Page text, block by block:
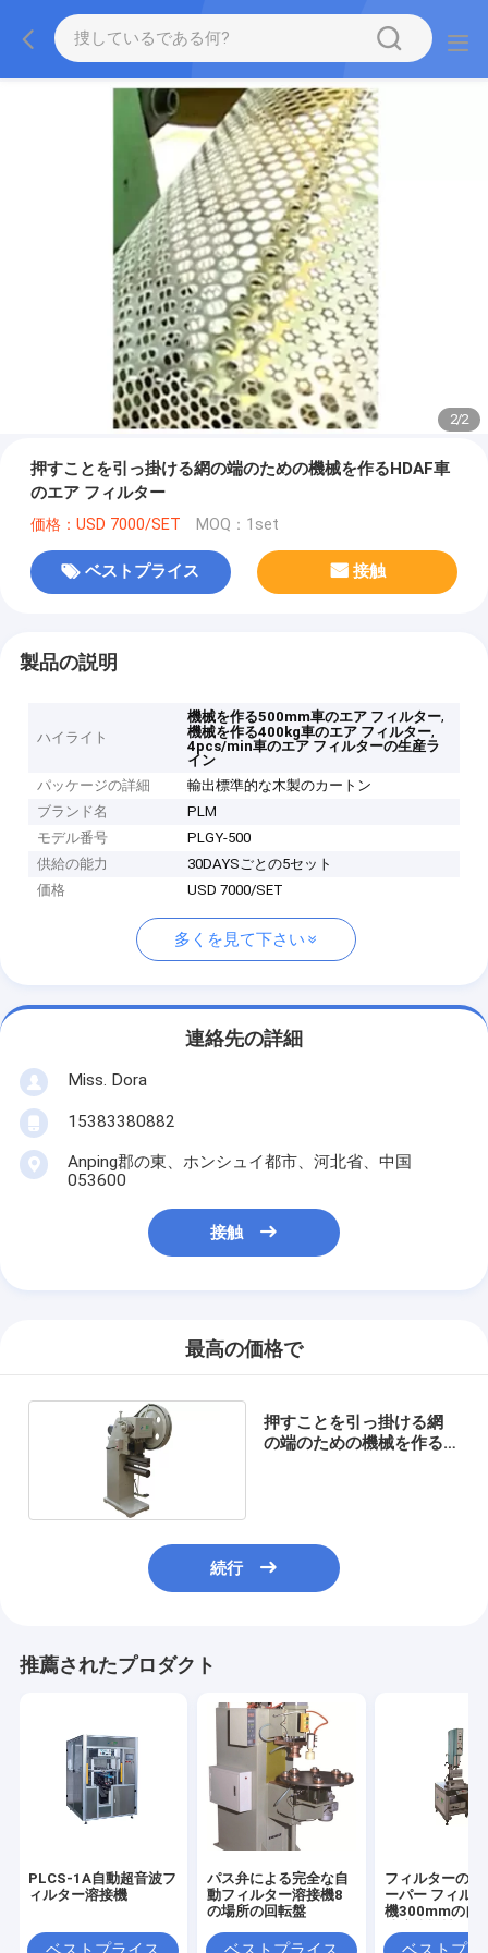
2/2
押すことを引っ掛ける網の端のための機械を作るHDAF車
のエア フィルター
価格：USD 7000/SET MOQ：1set
ベストプライス 接触
製品の説明
ハイライト
機械を作る500mm車のエア フィルター,
機械を作る400kg車のエア フィルター,
4pcs/min車のエア フィルターの生産ラ
イン
パッケージの詳細
輸出標準的な木製のカートン
ブランド名
PLM
モデル番号
PLGY-500
供給の能力
30DAYSごとの5セット
価格
USD 7000/SET
多くを見て下さい
連絡先の詳細
Miss. Dora
15383380882
Anping郡の東、ホンシュイ都市、河北省、中国
053600
接触
最高の価格で
押すことを引っ掛ける網
の端のための機械を作る
続行
推薦されたプロダクト
PLCS-1A自動超音波フ
ィルター溶接機
パス弁による完全な自
動フィルター溶接機8
の場所の回転盤
フィルターのた
ーパー フィル
機300mmの自